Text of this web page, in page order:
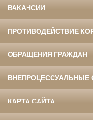
ВАКАНСИИ
ПРОТИВОДЕЙСТВИЕ
ОБРАЩЕНИЯ ГРАЖДАН
ВНЕПРОЦЕССУАЛЬНЫЕ
КАРТА САЙТА